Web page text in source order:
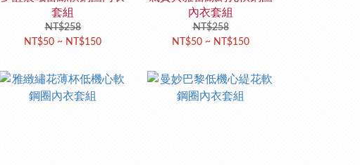
套組
NT$258
NT$50 ~ NT$150
內衣套組
NT$258
NT$50 ~ NT$150